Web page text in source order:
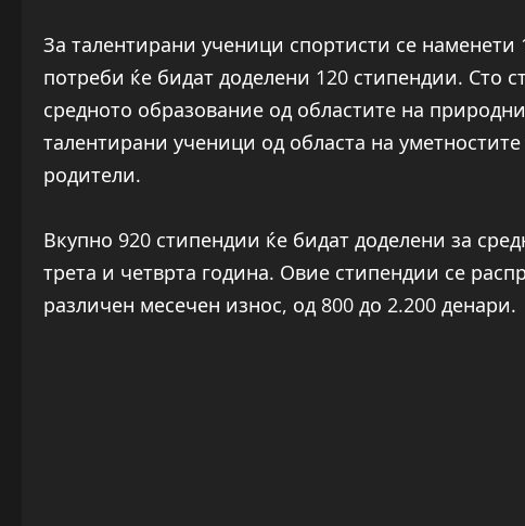
За талентирани ученици спортисти се
потреби ќе бидат доделени 120 стипендии. Сто
средното образование од областите на
талентирани ученици од областа на
родители.
Вкупно 920 стипендии ќе бидат доделени за
трета и четврта година. Овие стипендии се
различен месечен износ, од 800 до 2.200 денари.